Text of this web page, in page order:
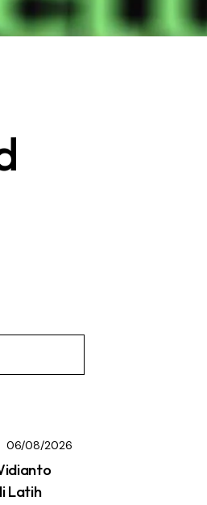
06/08/2026
Latih